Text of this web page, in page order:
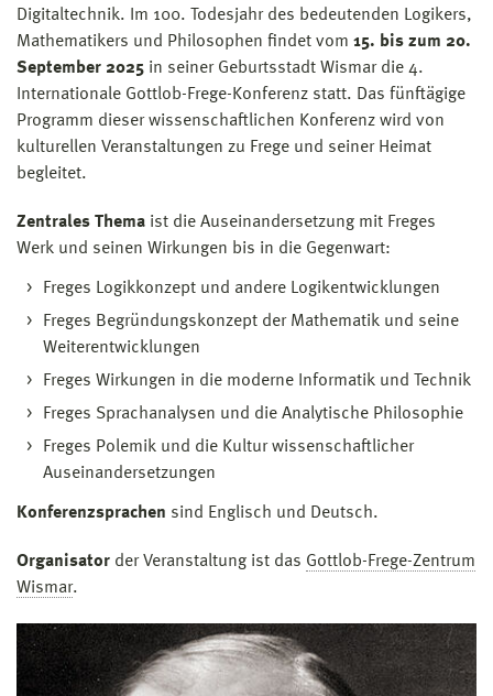
Digitaltechnik. Im 100. Todesjahr des bedeutenden Logikers,
Mathematikers und Philosophen findet vom 15. bis zum 20.
September 2025 in seiner Geburtsstadt Wismar die 4.
Internationale Gottlob-Frege-Konferenz statt. Das fünftägige
Programm dieser wissenschaftlichen Konferenz wird von
kulturellen Veranstaltungen zu Frege und seiner Heimat
begleitet.
Zentrales Thema ist die Auseinandersetzung mit Freges
Werk und seinen Wirkungen bis in die Gegenwart:
Freges Logikkonzept und andere Logikentwicklungen
Freges Begründungskonzept der Mathematik und seine
Weiterentwicklungen
Freges Wirkungen in die moderne Informatik und Technik
Freges Sprachanalysen und die Analytische Philosophie
Freges Polemik und die Kultur wissenschaftlicher
Auseinandersetzungen
Konferenzsprachen sind Englisch und Deutsch.
Organisator der Veranstaltung ist das Gottlob-Frege-Zentrum
Wismar.